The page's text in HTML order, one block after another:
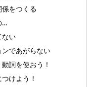
をつくる
…
い
であがらない
詞を使おう！
けよう！